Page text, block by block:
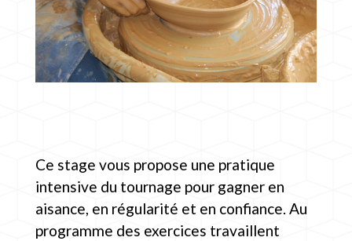
Ce stage vous propose une pratique
intensive du tournage pour gagner en
aisance, en régularité et en confiance. Au
programme des exercices travaillent